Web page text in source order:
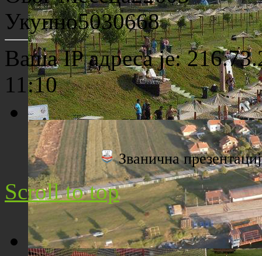
Археолошко налазиште "Viminacium"
Плажа "Топољар" - Поглед са торња
Укупно5030668
Ваша IP адреса је:
11:10
Званична
Scroll to top